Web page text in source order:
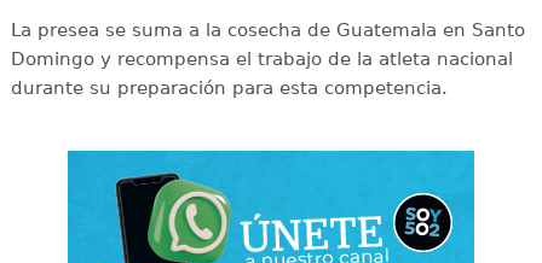
La presea se suma a la cosecha de Guatemala en Santo
Domingo y recompensa el trabajo de la atleta nacional
durante su preparación para esta competencia.